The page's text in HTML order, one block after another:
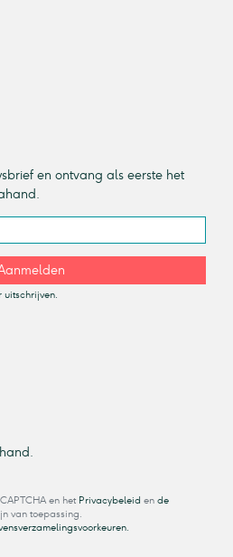
en ontvang als eerste het
uitschrijven.
en het Privacybeleid en de
van toepassing.